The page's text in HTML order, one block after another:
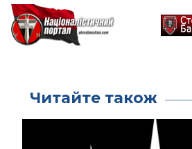
Читайте також